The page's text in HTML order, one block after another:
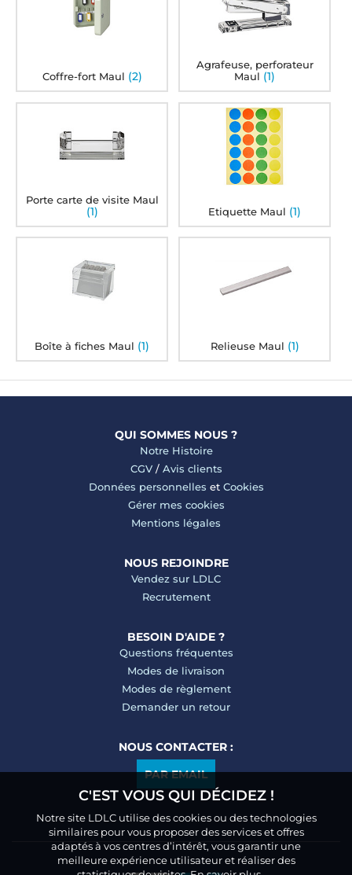
Coffre-fort Maul (2)
Agrafeuse, perforateur
Maul (1)
Porte carte de visite Maul
(1) Etiquette Maul (1)
Boîte à fiches Maul (1) Relieuse Maul (1)
QUI SOMMES NOUS ?
Notre Histoire
CGV/ Avis clients
Données personnelles et Cookies
Gérer mes cookies
Mentions légales
NOUS REJOINDRE
Vendez sur LDLC
Recrutement
BESOIN D'AIDE ?
Questions fréquentes
Modes de livraison
Modes de règlement
Demander un retour
NOUS CONTACTER :
PAR EMAIL
C'EST VOUS QUI DÉCIDEZ !
Notre site LDLC utilise des cookies ou des technologies
similaires pour vous proposer des services et offres
adaptés à vos centres d’intérêt, vous garantir une
meilleure expérience utilisateur et réaliser des